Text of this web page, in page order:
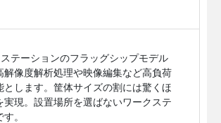
テーションのフラッグシップモデル
解像度解析処理や映像編集など高負荷
とします。筐体サイズの割には驚くほ
実現。設置場所を選ばないワークステ
。